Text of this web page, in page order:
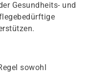
Gesundheits- und
sowohl